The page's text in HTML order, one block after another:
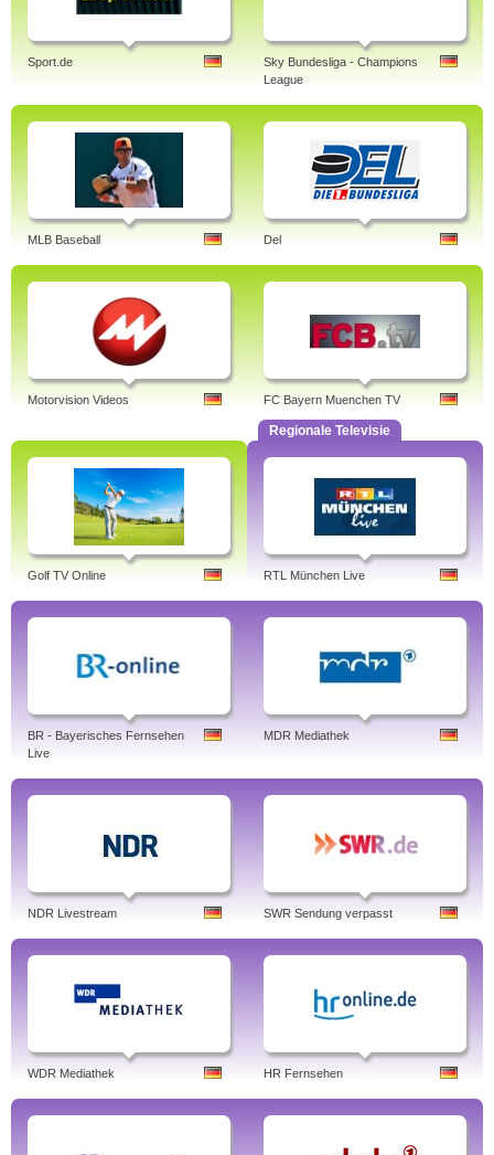
Sport.de
Sky Bundesliga - Champions
League
MLB Baseball Del
Motorvision Videos FC Bayern Muenchen TV
Golf TV Online
Regionale Televisie
RTL München Live
BR - Bayerisches Fernsehen
Live
MDR Mediathek
NDR Livestream SWR Sendung verpasst
WDR Mediathek HR Fernsehen